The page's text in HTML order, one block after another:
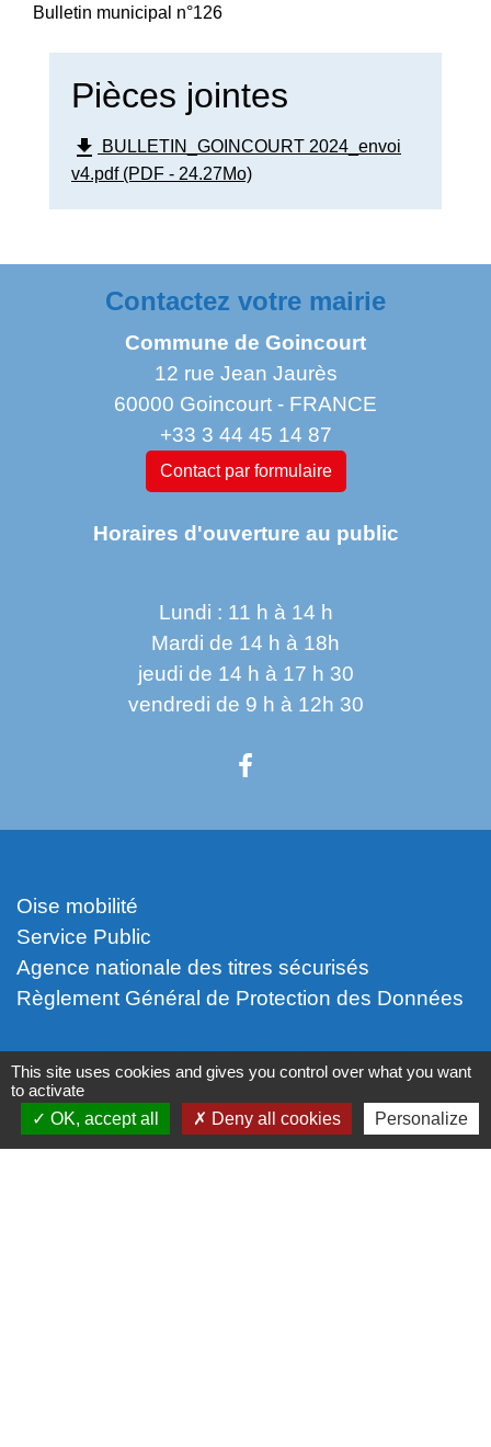
Bulletin municipal n°126
Pièces jointes
file_download
BULLETIN_GOINCOURT 2024_envoi
v4.pdf (PDF - 24.27Mo)
Contactez votre mairie
Commune de Goincourt
12 rue Jean Jaurès
60000 Goincourt - FRANCE
+33 3 44 45 14 87
Contact par formulaire
Horaires d'ouverture au public
Lundi : 11 h à 14 h
Mardi de 14 h à 18h
jeudi de 14 h à 17 h 30
vendredi de 9 h à 12h 30
Oise mobilité
Service Public
Agence nationale des titres sécurisés
Règlement Général de Protection des Données
Partenaires institutionnels
Communauté d'Agglo du Beauvaisis
This site uses cookies and gives you control over what you want
to activate
OK, accept all
Deny all cookies Personalize